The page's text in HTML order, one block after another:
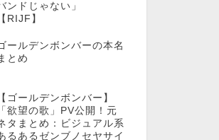
ンドじゃない」
【RIJF】
ールデンボンバーの本名
とめ
【ゴールデンボンバー】
「欲望の歌」PV公開！元
タまとめ：ビジュアル系
るあるゼンブノセヤサイ